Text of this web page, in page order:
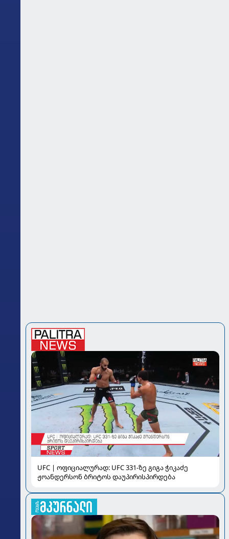
UFC | ოფიციალურად: UFC 331-ზე გიგა ჭიკაძე
ჟოანდერსონ ბრიტოს დაუპირისპირდება